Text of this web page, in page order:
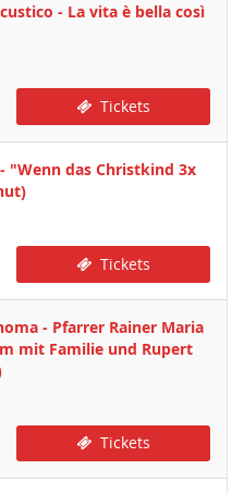
- La vita è bella così
Tickets
"Wenn das Christkind 3x
Tickets
- Pfarrer Rainer Maria
mit Familie und Rupert
Tickets